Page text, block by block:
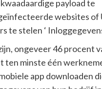
payload te
websites of
te stelen ‘
ongeveer 46 procent
ten minste één
app downloaden